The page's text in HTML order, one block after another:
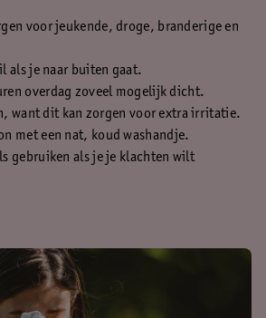
voor jeukende, droge, branderige en
als je naar buiten gaat.
overdag zoveel mogelijk dicht.
want dit kan zorgen voor extra irritatie.
met een nat, koud washandje.
gebruiken als je je klachten wilt